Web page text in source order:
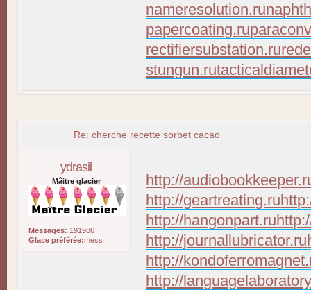
nameresolution.ru
papercoating.ru
rectifiersubstation.ru
stungun.ru
Re: cherche recette sorbet cacao
ydrasil
Mâitre glacier
Messages: 191986
Glace préférée:mess
http://
http://geartreating.ru
http://hangonpart.ru
http://journallubricator.ru
http://
http://